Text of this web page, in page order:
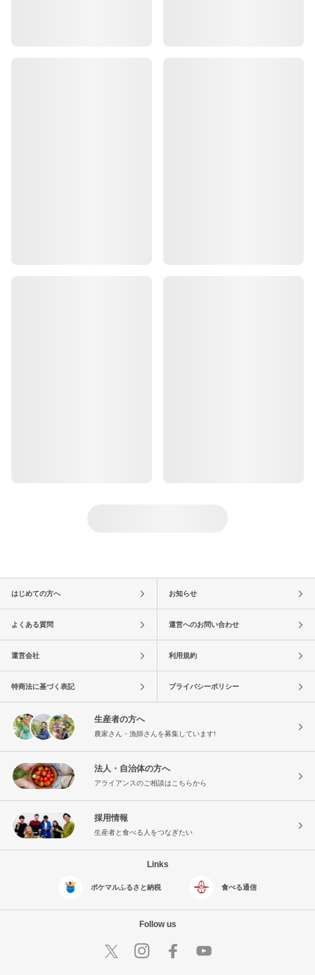
はじめての方へ お知らせ
よくある質問 運営へのお問い合わせ
運営会社 利用規約
特商法に基づく表記 プライバシーポリシー
生産者の方へ
農家さん・漁師さんを募集しています!
法人・自治体の方へ
アライアンスのご相談はこちらから
採用情報
生産者と食べる人をつなぎたい
Links
ポケマルふるさと納税 食べる通信
Follow us